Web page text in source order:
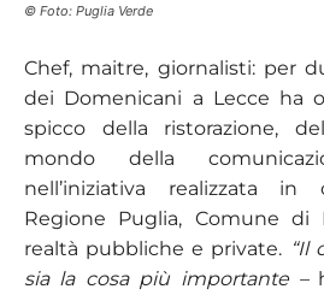
© Foto: Puglia Verde
Chef, maitre, giornalisti: per
dei Domenicani a Lecce ha
spicco della ristorazione,
mondo della
nell’iniziativa realizzata in
Regione Puglia, Comune di
realtà pubbliche e private. “Il
sia la cosa più importante –